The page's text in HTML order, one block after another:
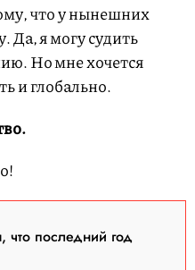
что у нынешних
Да, я могу судить
Но мне хочется
и глобально.
последний год